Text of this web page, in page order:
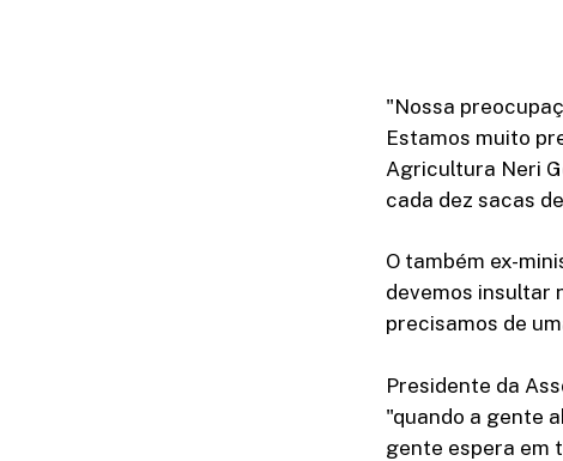
"Nossa
Estamos muito
Agricultura Neri
cada dez sacas
O também ex-
devemos insultar
precisamos de
Presidente da
"quando a gente
gente espera em